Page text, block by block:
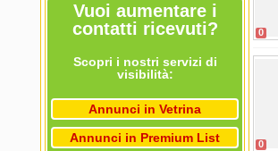
Vuoi aumentare i
contatti ricevuti?
Scopri i nostri servizi di
visibilità:
Annunci in Vetrina
Annunci in Premium List
0
0